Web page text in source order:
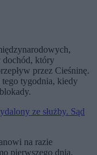
dochód, który
przez Cieśninę.
tego tygodnia, kiedy
ze służby. Sąd
na razie
pierwszego dnia,